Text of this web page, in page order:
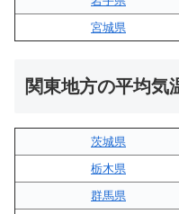
宮城県
関東地方の平均気
茨城県
栃木県
群馬県